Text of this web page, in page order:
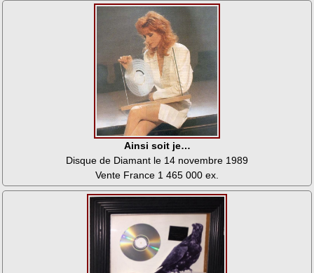
Ainsi soit je…
Disque de Diamant le 14 novembre 1989
Vente France 1 465 000 ex.